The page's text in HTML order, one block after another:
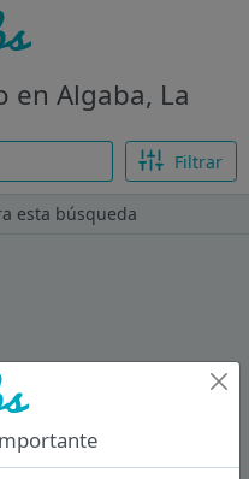
en Algaba, La
Filtrar
esta búsqueda